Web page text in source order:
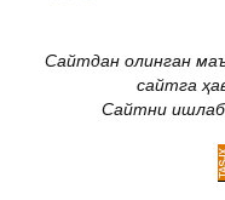
Сайтдан олинган
сайтга
Сайтни ишлаб